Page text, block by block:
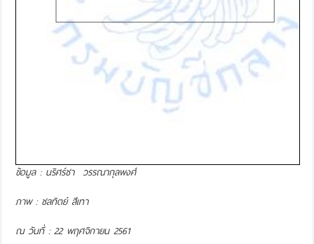
ข้อมูล : นริศร์ชา วรรณากุลพงศ์
ภาพ : ชลทิตย์ สีเทา
ณ วันที่ : 22 พฤศจิกายน 2561